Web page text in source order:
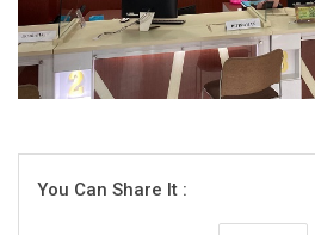
You Can Share It :